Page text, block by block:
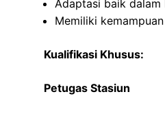
Adaptasi baik dalam
Memiliki
Kualifikasi Khusus:
Petugas Stasiun